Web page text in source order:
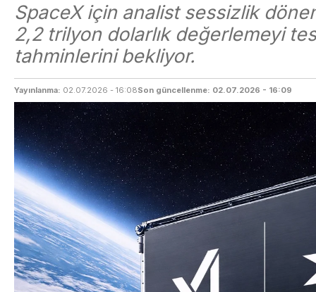
SpaceX için analist sessizlik
2,2 trilyon dolarlık değerlemeyi
tahminlerini bekliyor.
Yayınlanma: 02.07.2026 - 16:08Son güncellenme: 02.07.2026 - 16:09